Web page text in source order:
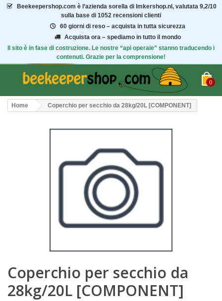
Beekeepershop.com è l’azienda sorella di Imkershop.nl, valutata 9,2/10
sulla base di 1052 recensioni clienti
60 giorni di reso – acquista in tutta sicurezza
Acquista ora – spediamo in tutto il mondo
Il sito è in fase di costruzione. Le nostre “api operaie” stanno traducendo i
contenuti. Grazie per la comprensione!
0
Home Coperchio per secchio da 28kg/20L [COMPONENT]
Coperchio per secchio da
28kg/20L [COMPONENT]